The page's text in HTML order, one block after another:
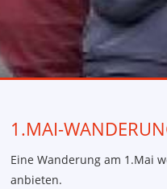
1.MAI-
Eine Wanderung am 1.Mai
anbieten.